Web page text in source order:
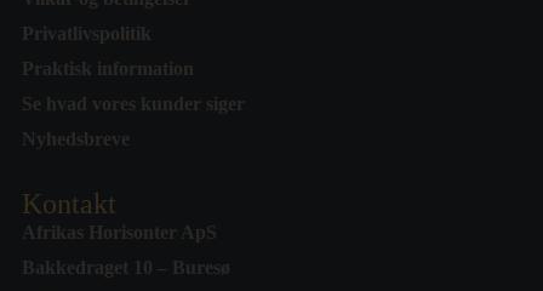
Privatlivspolitik
Praktisk information
Se hvad vores kunder siger
Nyhedsbreve
Kontakt
Afrikas Horisonter ApS
Bakkedraget 10 – Buresø